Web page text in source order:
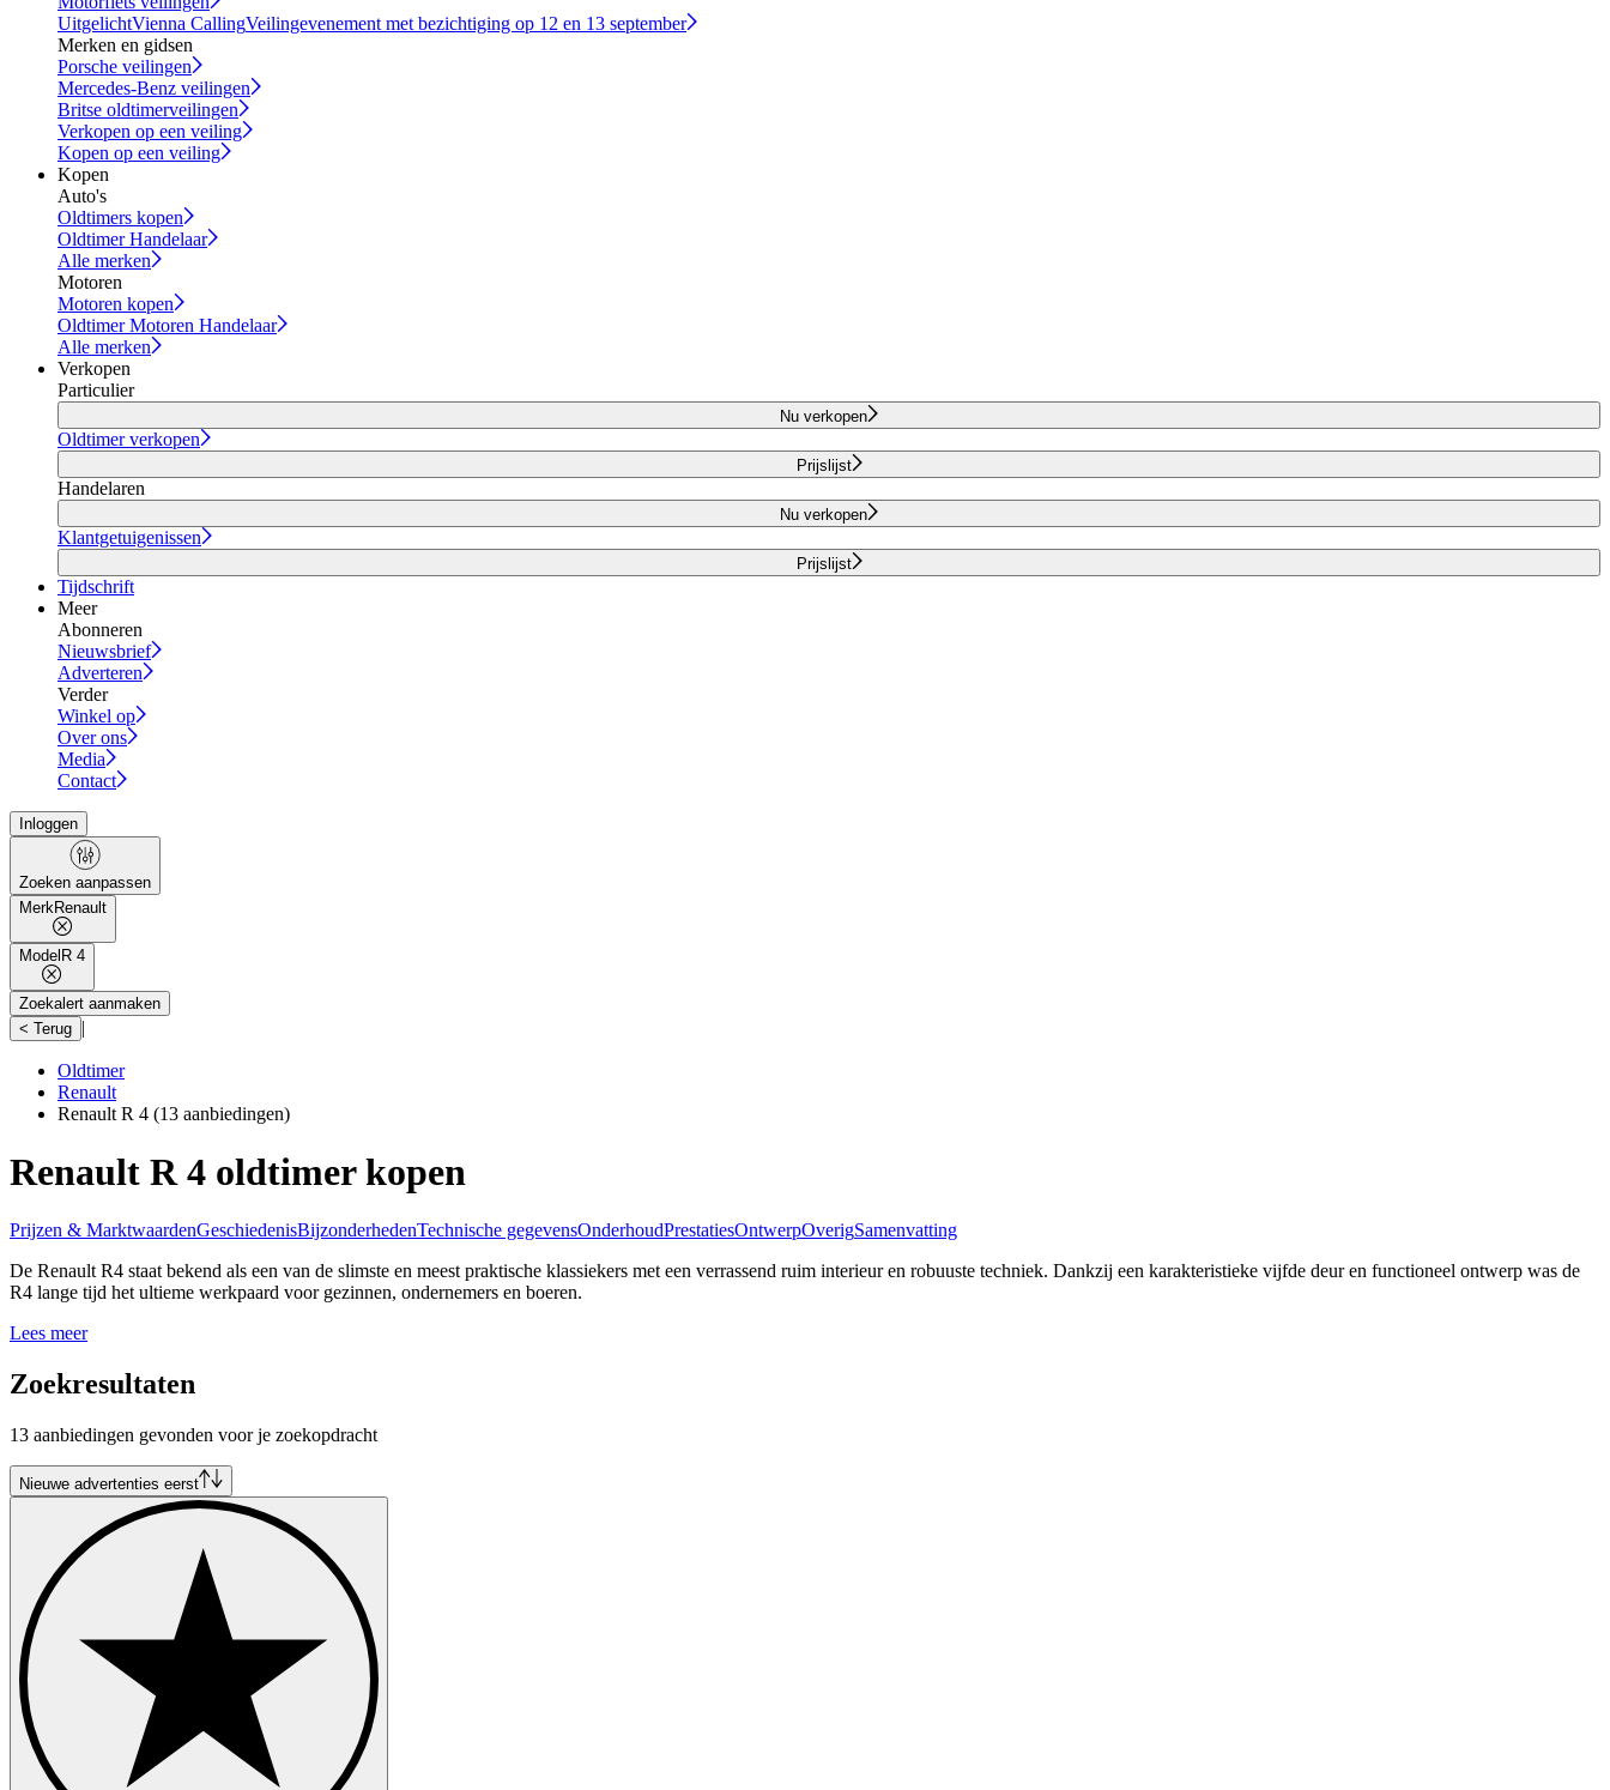
UitgelichtVienna CallingVeilingevenement met bezichtiging op 12 en 13 september
Merken en gidsen
Porsche veilingen
Mercedes-Benz veilingen
Britse oldtimerveilingen
Verkopen op een veiling
Kopen op een veiling
Kopen
Auto's
Oldtimers kopen
Oldtimer Handelaar
Alle merken
Motoren
Motoren kopen
Oldtimer Motoren Handelaar
Alle merken
Verkopen
Particulier
Nu verkopen
Oldtimer verkopen
Prijslijst
Handelaren
Nu verkopen
Klantgetuigenissen
Prijslijst
Tijdschrift
Meer
Abonneren
Nieuwsbrief
Adverteren
Verder
Winkel op
Over ons
Media
Contact
Inloggen
Zoeken aanpassen
MerkRenault
ModelR 4
Zoekalert aanmaken
< Terug |
Oldtimer
Renault
Renault R 4 (13 aanbiedingen)
Renault R 4 oldtimer kopen
Prijzen & MarktwaardenGeschiedenisBijzonderhedenTechnische gegevensOnderhoudPrestatiesOntwerpOverigSamenvatting
De Renault R4 staat bekend als een van de slimste en meest praktische klassiekers met een verrassend ruim interieur en robuuste techniek. Dankzij een karakteristieke vijfde deur en functioneel ontwerp was de
R4 lange tijd het ultieme werkpaard voor gezinnen, ondernemers en boeren.
Lees meer
Zoekresultaten
13 aanbiedingen gevonden voor je zoekopdracht
Nieuwe advertenties eerst